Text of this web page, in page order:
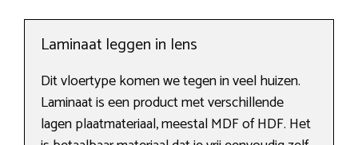
Laminaat leggen in Iens
Dit vloertype komen we tegen in veel huizen.
Laminaat is een product met verschillende
lagen plaatmateriaal, meestal MDF of HDF. Het